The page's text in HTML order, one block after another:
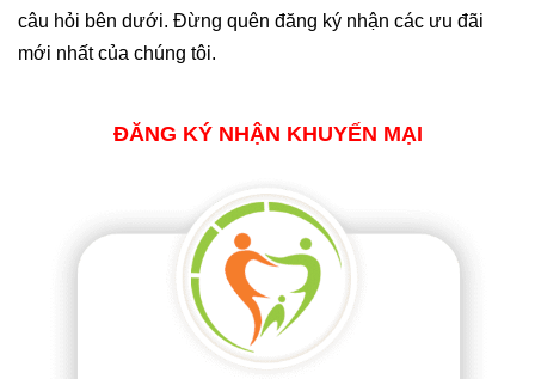
câu hỏi bên dưới. Đừng quên đăng ký nhận các ưu đãi
mới nhất của chúng tôi.
ĐĂNG KÝ NHẬN KHUYẾN MẠI